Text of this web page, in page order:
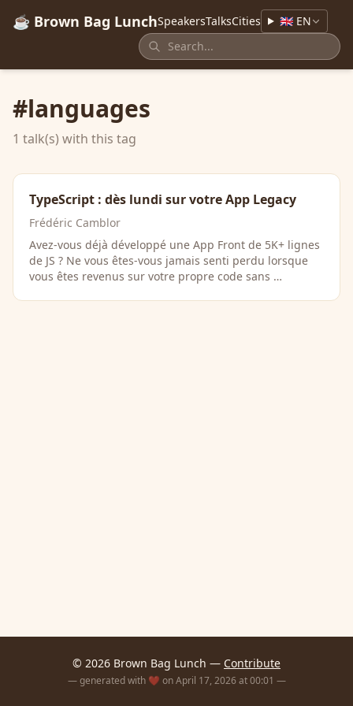
☕ Brown Bag LunchSpeakersTalksCities 🇬🇧 EN
#languages
1 talk(s) with this tag
TypeScript : dès lundi sur votre App Legacy
Frédéric Camblor
Avez-vous déjà développé une App Front de 5K+ lignes
de JS ? Ne vous êtes-vous jamais senti perdu lorsque
vous êtes revenus sur votre propre code sans …
© 2026 Brown Bag Lunch — Contribute
— generated with ❤️ on April 17, 2026 at 00:01 —